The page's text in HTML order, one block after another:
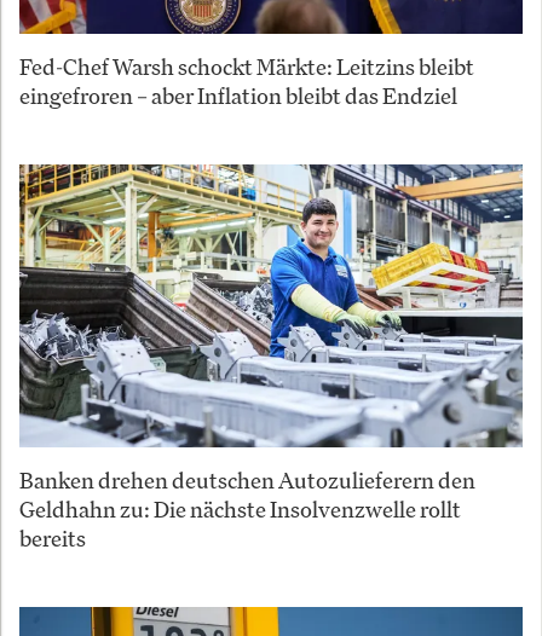
Fed-Chef Warsh schockt Märkte: Leitzins bleibt
eingefroren – aber Inflation bleibt das Endziel
Banken drehen deutschen Autozulieferern den
Geldhahn zu: Die nächste Insolvenzwelle rollt
bereits